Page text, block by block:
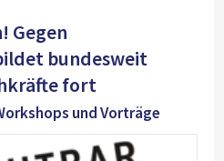
Gegen
bundesweit
fort
und Vorträge